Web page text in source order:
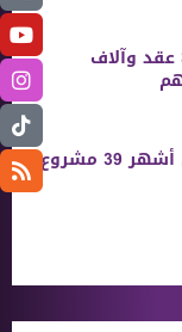
وزارة التربية: تجديد 31,800 عقد وآلاف
مجلس الشعب يناقش خلال أشهر 39 مشروع